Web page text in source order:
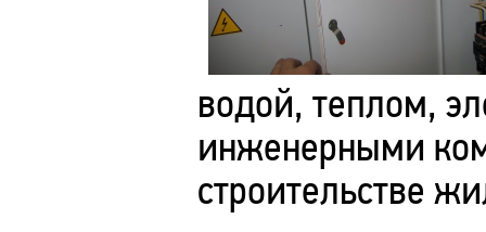
водой, теплом,
инженерными
строительстве